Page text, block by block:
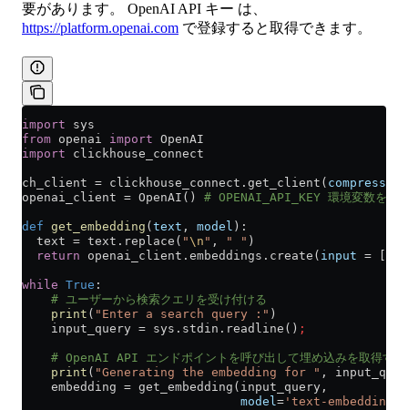
要があります。 OpenAI API キー は、
https://platform.openai.com で登録すると取得できます。
import sys
from openai import OpenAI
import clickhouse_connect
ch_client = clickhouse_connect.get_client( compress
openai_client = OpenAI() # OPENAI_API_KEY 環境変数を設
def get_embedding ( text , model ):
  text
= text.replace( "\n " , " " )
  return
openai_client.embeddings.create( input =
while True :
    # ユーザーから検索クエリを受け付ける
    print
( "Enter a search query :" )
    input_query
= sys.stdin.readline() ;
    # OpenAI API エンドポイントを呼び出して埋め込みを取得する
    print
( "Generating the embedding for " ,
    embedding
= get_embedding(input_query,
                              model
= 'text-